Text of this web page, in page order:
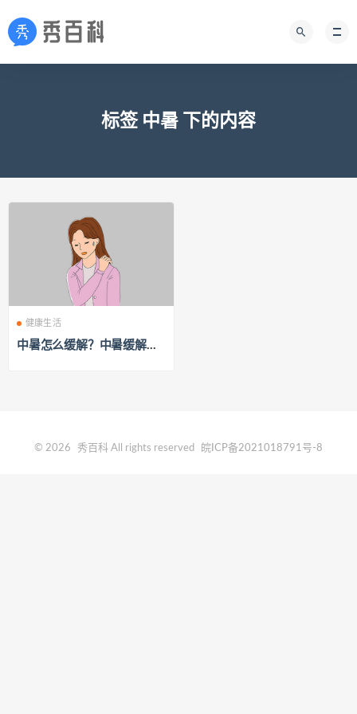
标签 中暑 下的内容
健康生活
中暑怎么缓解？中暑缓解最
© 2026 秀百科 All rights reserved 皖ICP备2021018791号-8